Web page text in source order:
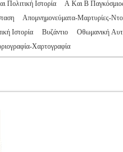
Πολιτική Ιστορία Α Και Β
Απομνημονεύματα-Μαρτυρίες-
Ιστορία Βυζάντιο Οθωμανική
Χαρτογραφία